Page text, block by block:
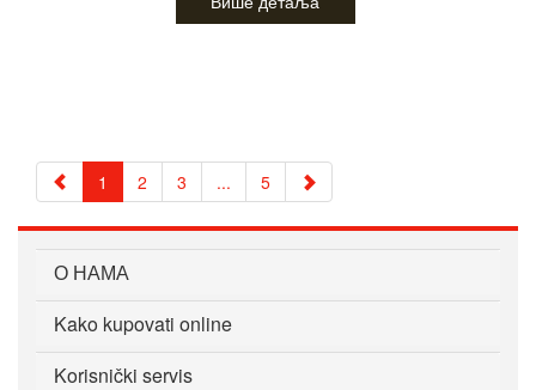
1 2 3 ... 5
О НАМА
Kako kupovati online
Korisnički servis